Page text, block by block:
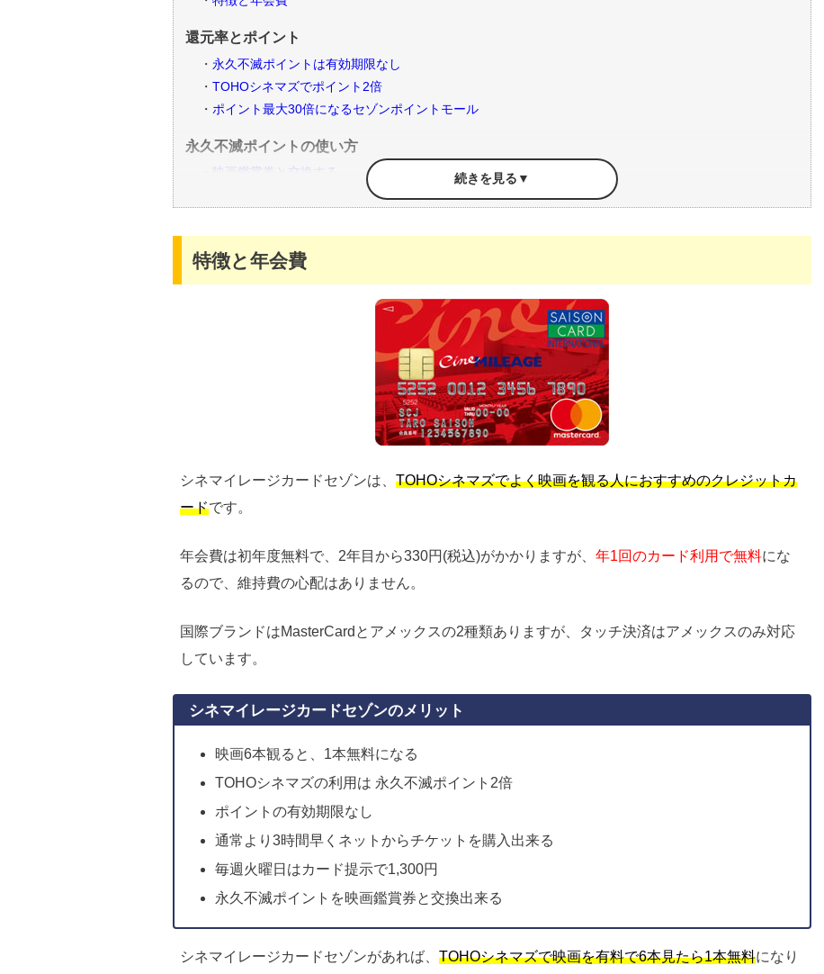
還元率とポイント
永久不滅ポイントは有効期限なし
TOHOシネマズでポイント2倍
ポイント最大30倍になるセゾンポイントモール
永久不滅ポイントの使い方
映画鑑賞券と交換する
マイル･ポイント移行する
ギフト券・プリペイドカードと交換する
シネマイレージカードセゾンの特典
毎週火曜日はチケット代が1,300円
優待ショップ割引＆サービス
レンタカーサービス
保険・その他
シネマイレージカードセゾンのデメリット
特徴と年会費
シネマイレージカードセゾンは、 TOHOシネマズでよく映画を観る人におすすめのクレジットカ
ードです。
年会費は初年度無料で、2年目から330円(税込)がかかりますが、 年1回のカード利用で無料にな
るので、維持費の心配はありません。
国際ブランドはMasterCardとアメックスの2種類ありますが、タッチ決済はアメックスのみ対応
しています。
シネマイレージカードセゾンのメリット
映画6本観ると、1本無料になる
TOHOシネマズの利用は 永久不滅ポイント2倍
ポイントの有効期限なし
通常より3時間早くネットからチケットを購入出来る
毎週火曜日はカード提示で1,300円
永久不滅ポイントを映画鑑賞券と交換出来る
シネマイレージカードセゾンがあれば、 TOHOシネマズで映画を有料で6本見たら1本無料になり